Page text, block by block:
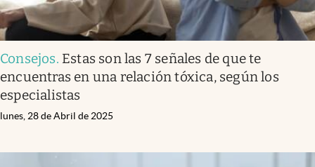
Consejos. Estas son las 7 señales de que te
encuentras en una relación tóxica, según los
especialistas
lunes, 28 de Abril de 2025